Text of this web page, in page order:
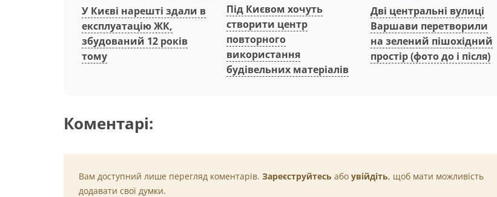
У Києві нарешті здали в
експлуатацію ЖК,
збудований 12 років
тому
Під Києвом хочуть
створити центр
повторного
використання
будівельних матеріалів
Дві центральні вулиці
Варшави перетворили
на зелений пішохідний
простір (фото до і після)
Коментарі:
Вам доступний лише перегляд коментарів. Зареєструйтесь або увійдіть, щоб мати можливість
додавати свої думки.